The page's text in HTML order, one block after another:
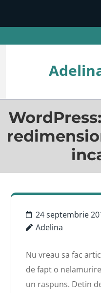
24 septembrie
Adelina
Nu vreau sa fac
de fapt o
un raspuns. Detin